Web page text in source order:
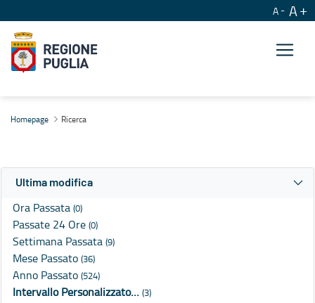
A A
Homepage Ricerca
Ultima modifica
Ora Passata (0)
Passate 24 Ore (0)
Settimana Passata (9)
Mese Passato (36)
Anno Passato (524)
Intervallo Personalizzato… (3)